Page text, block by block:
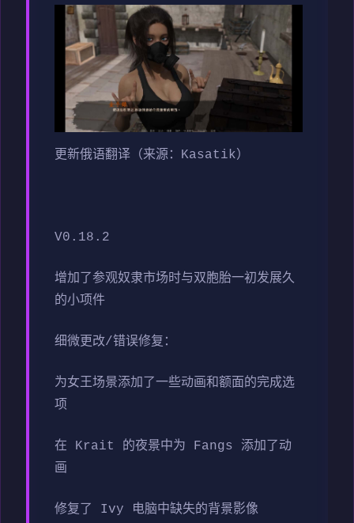
更新俄语翻译（来源：Kasatik）
V0.18.2
增加了参观奴隶市场时与双胞胎一初发展久
的小项件
细微更改/错误修复：
为女王场景添加了一些动画和额面的完成选
项
在 Krait 的夜景中为 Fangs 添加了动
画
修复了 Ivy 电脑中缺失的背景影像